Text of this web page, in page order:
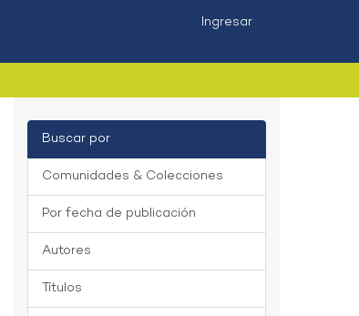
Ingresar
Buscar por
Comunidades & Colecciones
Por fecha de publicación
Autores
Títulos